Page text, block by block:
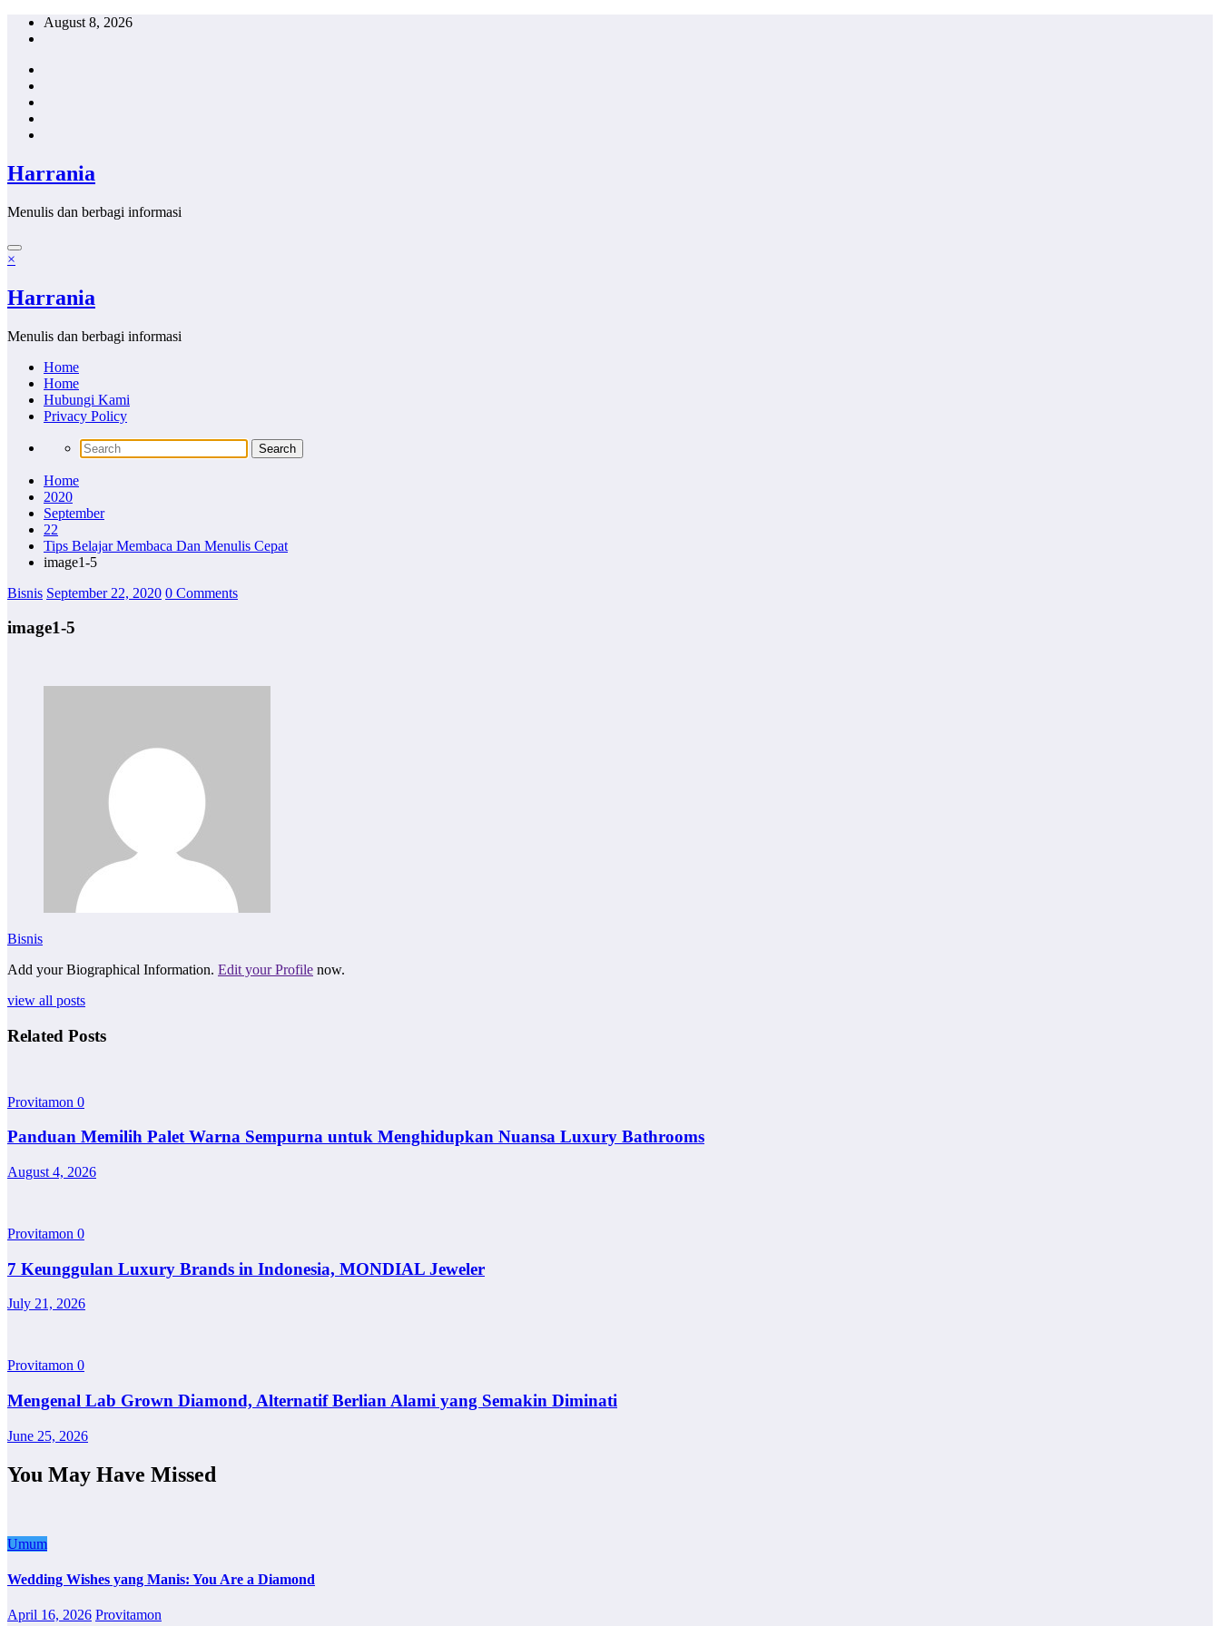
Skip
August 8, 2026
Harrania
Menulis dan berbagi informasi
×
Harrania
Menulis dan berbagi informasi
Home
Home
Hubungi Kami
Privacy Policy
Home
2020
September
22
Tips Belajar Membaca Dan Menulis Cepat
image1-5
Bisnis September 22, 2020 0 Comments
image1-5
Bisnis
Add your Biographical Information. Edit your Profile now.
view all posts
Related Posts
Provitamon 0
Panduan Memilih Palet Warna Sempurna untuk Menghidupkan Nuansa Luxury Bathrooms
August 4, 2026
Provitamon 0
7 Keunggulan Luxury Brands in Indonesia, MONDIAL Jeweler
July 21, 2026
Provitamon 0
Mengenal Lab Grown Diamond, Alternatif Berlian Alami yang Semakin Diminati
June 25, 2026
You May Have Missed
Umum
Wedding Wishes yang Manis: You Are a Diamond
April 16, 2026 Provitamon